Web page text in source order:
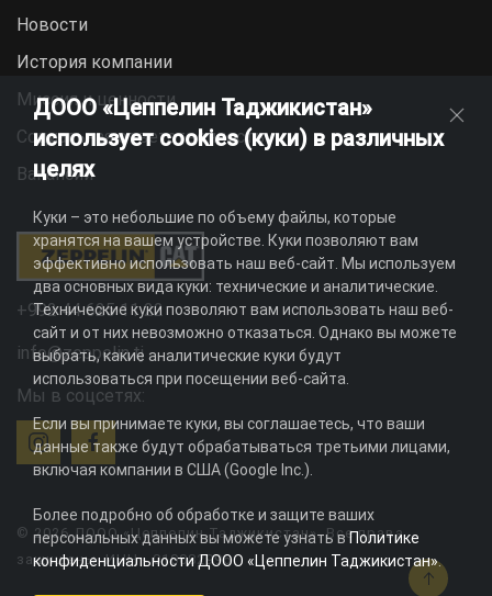
Новости
История компании
Миссия и ценности
Социальная ответственность
Вакансии
+992 44 625 11 22
info@zeppelin.tj
Мы в соцсетях:
© 2026 ДООО «Цеппелин Таджикистан». Все права
защищены. ИНН - 010082996
ДООО «Цеппелин Таджикистан»
использует cookies (куки) в различных
целях
Куки – это небольшие по объему файлы, которые
хранятся на вашем устройстве. Куки позволяют вам
эффективно использовать наш веб-сайт. Мы используем
два основных вида куки: технические и аналитические.
Технические куки позволяют вам использовать наш веб-
сайт и от них невозможно отказаться. Однако вы можете
выбрать, какие аналитические куки будут
использоваться при посещении веб-сайта.
Если вы принимаете куки, вы соглашаетесь, что ваши
данные также будут обрабатываться третьими лицами,
включая компании в США (Google Inc.).
Более подробно об обработке и защите ваших
персональных данных вы можете узнать вПолитике
конфиденциальности ДООО «Цеппелин Таджикистан».